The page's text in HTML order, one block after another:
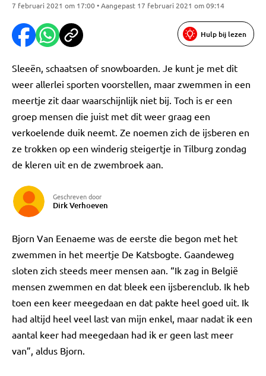
7 februari 2021 om 17:00 • Aangepast 17 februari 2021 om 09:14
Hulp bij lezen
Sleeën, schaatsen of snowboarden. Je kunt je met dit
weer allerlei sporten voorstellen, maar zwemmen in een
meertje zit daar waarschijnlijk niet bij. Toch is er een
groep mensen die juist met dit weer graag een
verkoelende duik neemt. Ze noemen zich de ijsberen en
ze trokken op een winderig steigertje in Tilburg zondag
de kleren uit en de zwembroek aan.
Geschreven door
Dirk Verhoeven
Bjorn Van Eenaeme was de eerste die begon met het
zwemmen in het meertje De Katsbogte. Gaandeweg
sloten zich steeds meer mensen aan. “Ik zag in België
mensen zwemmen en dat bleek een ijsberenclub. Ik heb
toen een keer meegedaan en dat pakte heel goed uit. Ik
had altijd heel veel last van mijn enkel, maar nadat ik een
aantal keer had meegedaan had ik er geen last meer
van”, aldus Bjorn.